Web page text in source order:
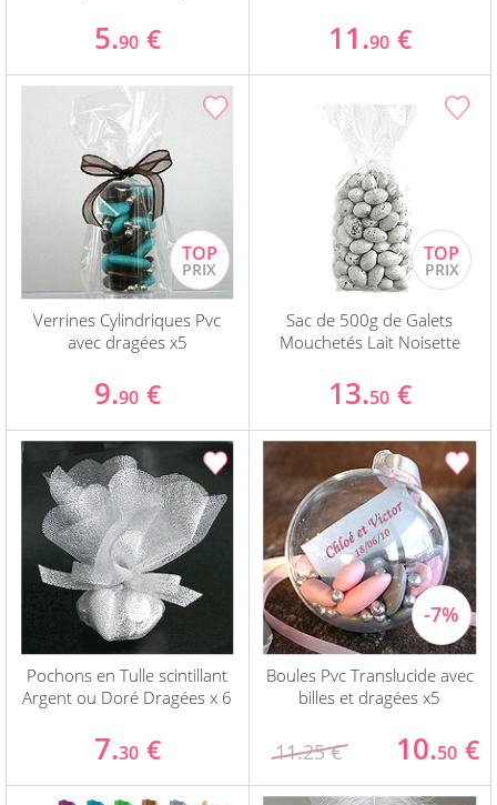
5.90 € 11.90 €
Verrines Cylindriques Pvc
avec dragées x5
9.90 €
Sac de 500g de Galets
Mouchetés Lait Noisette
13.50 €
Pochons en Tulle scintillant
Argent ou Doré Dragées x 6
7.30 €
Boules Pvc Translucide avec
billes et dragées x5
11.25 € 10.50 €